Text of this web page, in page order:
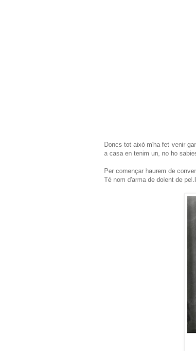
Doncs tot això m'ha fet venir
a casa en tenim un, no ho
Per començar haurem de
Té nom d'arma de dolent de